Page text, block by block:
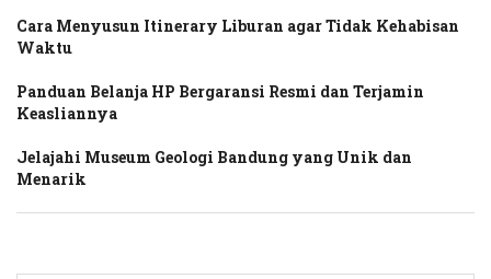
Cara Menyusun Itinerary Liburan agar Tidak Kehabisan
Waktu
Panduan Belanja HP Bergaransi Resmi dan Terjamin
Keasliannya
Jelajahi Museum Geologi Bandung yang Unik dan
Menarik